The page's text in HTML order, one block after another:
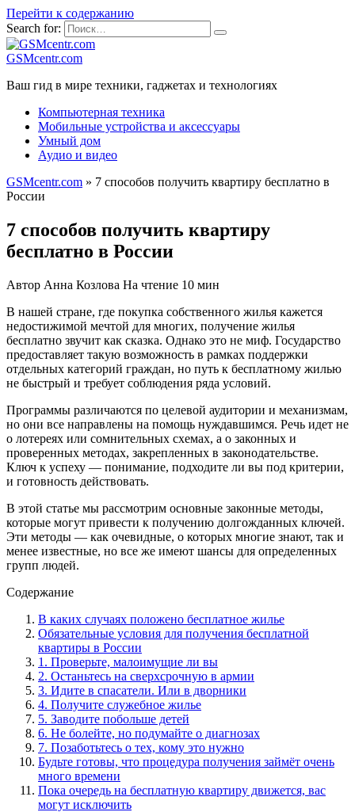
Перейти к содержанию
Search for:
GSMcentr.com
Ваш гид в мире техники, гаджетах и технологиях
Компьютерная техника
Мобильные устройства и аксессуары
Умный дом
Аудио и видео
GSMcentr.com » 7 способов получить квартиру бесплатно в
России
7 способов получить квартиру
бесплатно в России
Автор Анна Козлова На чтение 10 мин
В нашей стране, где покупка собственного жилья кажется
недостижимой мечтой для многих, получение жилья
бесплатно звучит как сказка. Однако это не миф. Государство
предоставляет такую возможность в рамках поддержки
отдельных категорий граждан, но путь к бесплатному жилью
не быстрый и требует соблюдения ряда условий.
Программы различаются по целевой аудитории и механизмам,
но они все направлены на помощь нуждавшимся. Речь идет не
о лотереях или сомнительных схемах, а о законных и
проверенных методах, закрепленных в законодательстве.
Ключ к успеху — понимание, подходите ли вы под критерии,
и готовность действовать.
В этой статье мы рассмотрим основные законные методы,
которые могут привести к получению долгожданных ключей.
Эти методы — как очевидные, о которых многие знают, так и
менее известные, но все же имеют шансы для определенных
групп людей.
Содержание
В каких случаях положено бесплатное жилье
Обязательные условия для получения бесплатной
квартиры в России
1. Проверьте, малоимущие ли вы
2. Останьтесь на сверхсрочную в армии
3. Идите в спасатели. Или в дворники
4. Получите служебное жилье
5. Заводите побольше детей
6. Не болейте, но подумайте о диагнозах
7. Позаботьтесь о тех, кому это нужно
Будьте готовы, что процедура получения займёт очень
много времени
Пока очередь на бесплатную квартиру движется, вас
могут исключить